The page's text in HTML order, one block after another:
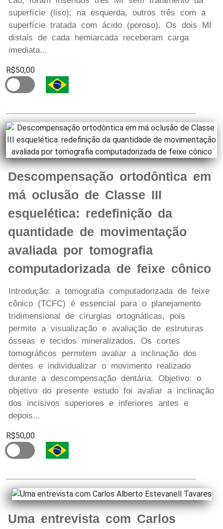
superfície (liso); na esquerda, outros três com a
superfície tratada com ácido (poroso). Os dois MI
distais de cada hemiarcada receberam carga
imediata...
R$50,00
Descompensação ortodôntica em
má oclusão de Classe III
esquelética: redefinição da
quantidade de movimentação
avaliada por tomografia
computadorizada de feixe cônico
Introdução: a tomografia computadorizada de feixe
cônico (TCFC) é essencial para o planejamento
tridimensional de cirurgias ortognáticas, pois
permite a visualização e avaliação de estruturas
ósseas e tecidos mineralizados. Os cortes
tomográficos permitem avaliar a inclinação dos
dentes e individualizar o movimento realizado
durante a descompensação dentária. Objetivo: o
objetivo do presente estudo foi avaliar a inclinação
dos incisivos superiores e inferiores antes e
depois...
R$50,00
Uma entrevista com Carlos